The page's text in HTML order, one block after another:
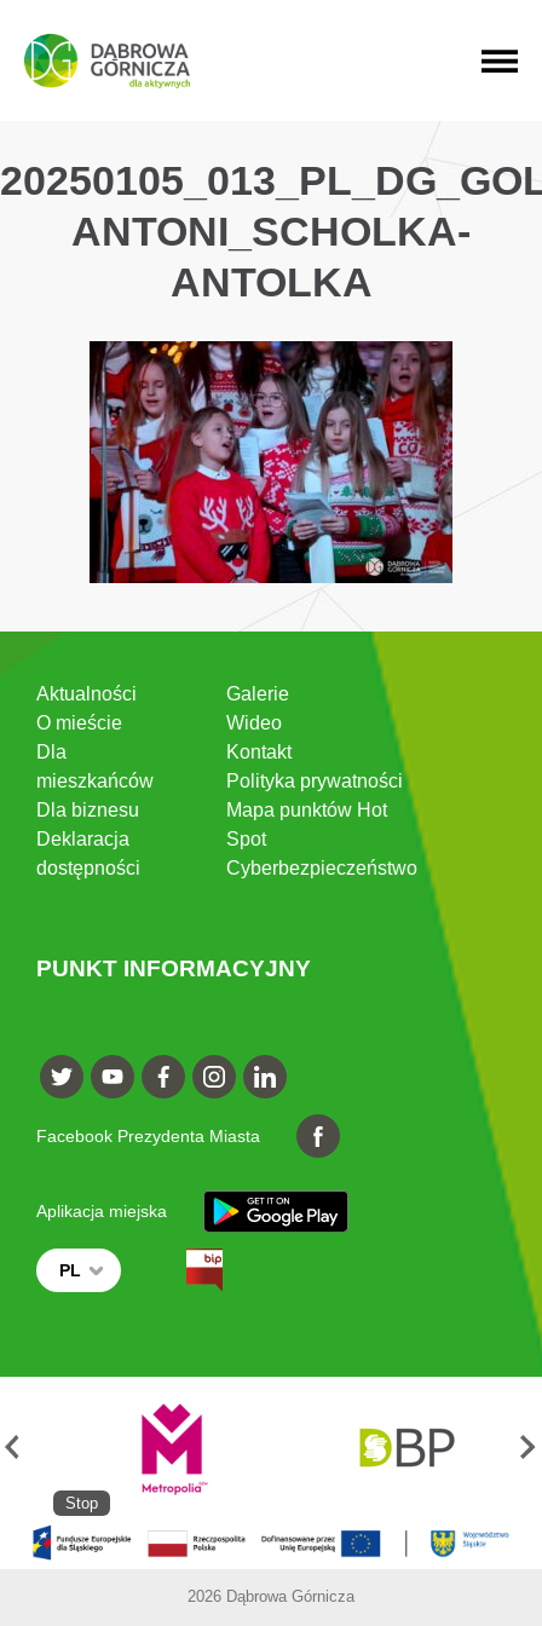
PRZEJDŹ DO MENU GŁÓWNEGO
PRZEJDŹ DO WYSZUKIWARKI
PRZEJDŹ DO TREŚCI
ANTONI_SCHOLKA-
ANTOLKA
Aktualności
O mieście
Dla
mieszkańców
Dla biznesu
Deklaracja
dostępności
Galerie
Wideo
Kontakt
Polityka prywatności
Mapa punktów Hot
Spot
Cyberbezpieczeństwo
PUNKT INFORMACYJNY
Facebook Prezydenta Miasta
Aplikacja miejska
PL
Stop
2026 Dąbrowa Górnicza